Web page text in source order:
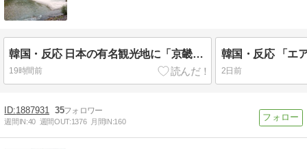
韓国・反応 日本の有名観光地に「京畿道安山市ごみ袋」投棄論争...韓国「恥ずかしい」
19時間前 2日前
1887931 35
週間IN:40 週間OUT:1376 月間IN:160